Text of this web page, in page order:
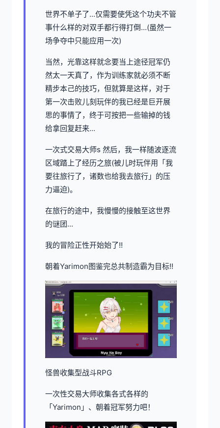
世界不单子了...仅需要使凭这个功夫不管
事什么样的对双手都行得打倒...(虽然一
场争夺中只能应用一次)
当然，光靠这样就念要当上途径冠军仍
然太一天真了，作为训练家就必须不断
精步本己的技巧，但就算是这样，对于
第一次击败儿刻玩伴的我已经是巨开展
思的事情了，终于可按把一些输掉的钱
给拿回复赶来...
一次式交易大师s 然后，我一样随波逐流
区域踏上了经历之旅(被儿时玩伴用「我
要往旅行了，诸数也给我去旅行」的压
力逼迫)。
在旅行的途中，我慢慢的接触至这世界
的谜团...
我的冒险正性开始始了!!
朝着Yarimon图鉴完总共制造霸为目标!!
怪兽收集型战斗RPG
一次性交易大师收集各式各样的
「Yarimon」、朝着冠军努力吧！